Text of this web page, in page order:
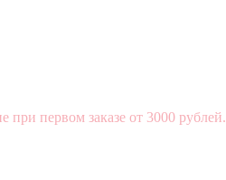
первом заказе от 3000 рублей.